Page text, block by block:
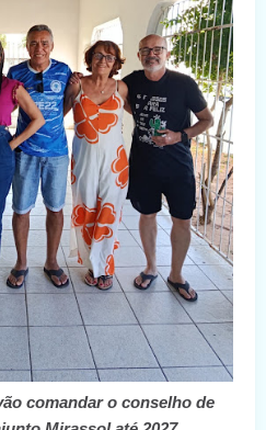
comandar o conselho de